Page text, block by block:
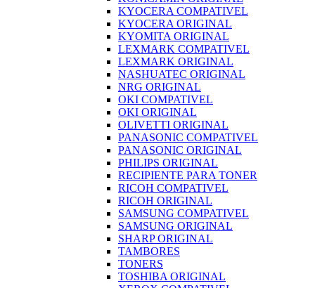
KYOCERA COMPATIVEL
KYOCERA ORIGINAL
KYOMITA ORIGINAL
LEXMARK COMPATIVEL
LEXMARK ORIGINAL
NASHUATEC ORIGINAL
NRG ORIGINAL
OKI COMPATIVEL
OKI ORIGINAL
OLIVETTI ORIGINAL
PANASONIC COMPATIVEL
PANASONIC ORIGINAL
PHILIPS ORIGINAL
RECIPIENTE PARA TONER
RICOH COMPATIVEL
RICOH ORIGINAL
SAMSUNG COMPATIVEL
SAMSUNG ORIGINAL
SHARP ORIGINAL
TAMBORES
TONERS
TOSHIBA ORIGINAL